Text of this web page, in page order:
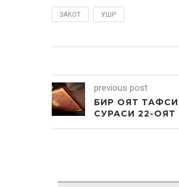
ЗАКОТ УШР
previous post
БИР ОЯТ
СУРАСИ 22-ОЯТ